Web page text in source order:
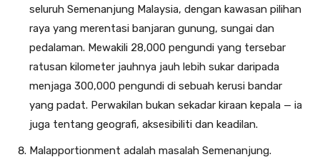
seluruh Semenanjung Malaysia, dengan kawasan pilihan
raya yang merentasi banjaran gunung, sungai dan
pedalaman. Mewakili 28,000 pengundi yang tersebar
ratusan kilometer jauhnya jauh lebih sukar daripada
menjaga 300,000 pengundi di sebuah kerusi bandar
yang padat. Perwakilan bukan sekadar kiraan kepala — ia
juga tentang geografi, aksesibiliti dan keadilan.
Malapportionment adalah masalah Semenanjung.